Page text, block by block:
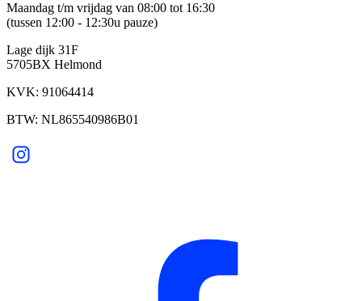
Maandag t/m vrijdag van 08:00 tot 16:30
(tussen 12:00 - 12:30u pauze)
Lage dijk 31F
5705BX Helmond
KVK: 91064414
BTW: NL865540986B01